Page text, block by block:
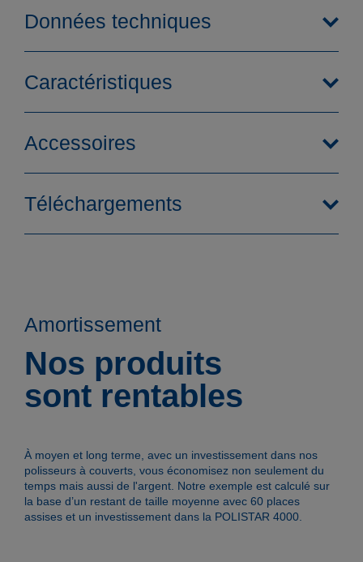
Fonctionnement
Données techniques
Caractéristiques
Accessoires
Téléchargements
Amortissement
Nos produits
sont rentables
À moyen et long terme, avec un investissement dans nos
polisseurs à couverts, vous économisez non seulement du
temps mais aussi de l'argent. Notre exemple est calculé sur
la base d’un restant de taille moyenne avec 60 places
assises et un investissement dans la POLISTAR 4000.